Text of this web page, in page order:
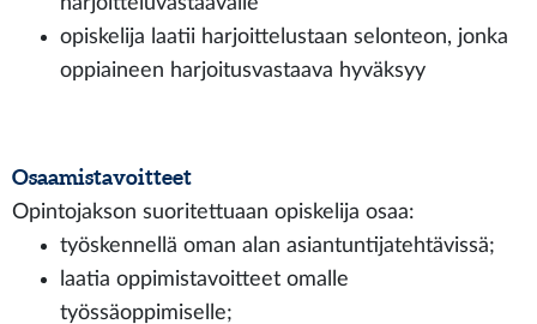
opiskelija laatii harjoittelustaan selonteon, jonka
oppiaineen harjoitusvastaava hyväksyy
Osaamistavoitteet
Opintojakson suoritettuaan opiskelija osaa:
työskennellä oman alan asiantuntijatehtävissä;
laatia oppimistavoitteet omalle
työssäoppimiselle;